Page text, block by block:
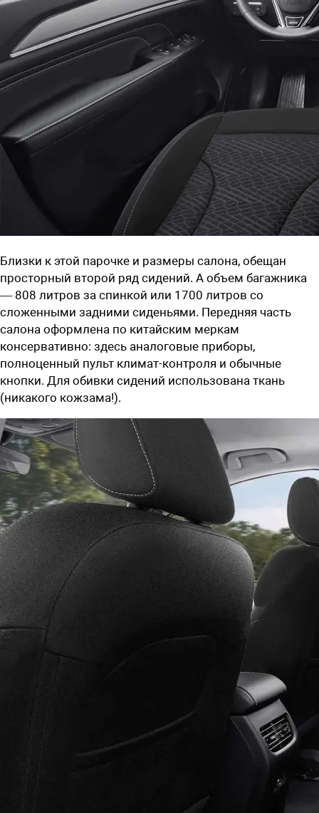
Близки к этой парочке и размеры салона, обещан
просторный второй ряд сидений. А объем багажника
— 808 литров за спинкой или 1700 литров со
сложенными задними сиденьями. Передняя часть
салона оформлена по китайским меркам
консервативно: здесь аналоговые приборы,
полноценный пульт климат-контроля и обычные
кнопки. Для обивки сидений использована ткань
(никакого кожзама!).